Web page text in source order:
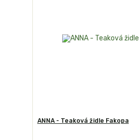
ANNA - Teaková židle Fakopa